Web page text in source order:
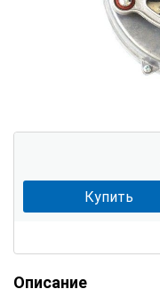
Купить
Описание